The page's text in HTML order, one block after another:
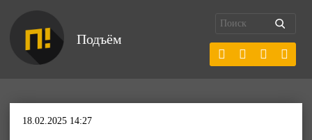
Подъём
18.02.2025 14:27